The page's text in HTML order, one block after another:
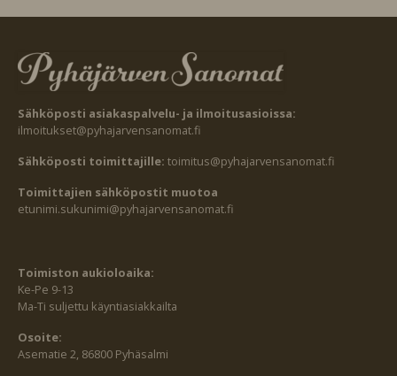
Sähköposti asiakaspalvelu- ja ilmoitusasioissa:
ilmoitukset@pyhajarvensanomat.fi
Sähköposti toimittajille: toimitus@pyhajarvensanomat.fi
Toimittajien sähköpostit muotoa
etunimi.sukunimi@pyhajarvensanomat.fi
Toimiston aukioloaika:
Ke-Pe 9-13
Ma-Ti suljettu käyntiasiakkailta
Osoite:
Asematie 2, 86800 Pyhäsalmi